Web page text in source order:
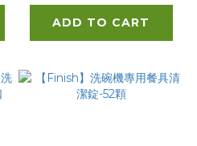
ADD TO CART